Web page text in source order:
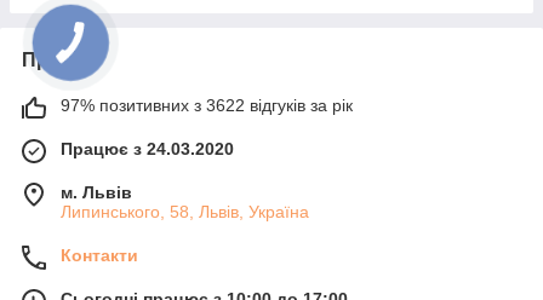
Про нас
97% позитивних з 3622 відгуків за рік
Працює з 24.03.2020
м. Львів
Липинського, 58, Львів, Україна
Контакти